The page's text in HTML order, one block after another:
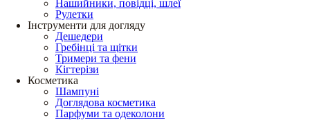
Нашийники, повідці, шлеї
Рулетки
Інструменти для догляду
Дешедери
Гребінці та щітки
Тримери та фени
Кігтерізи
Косметика
Шампуні
Доглядова косметика
Парфуми та одеколони